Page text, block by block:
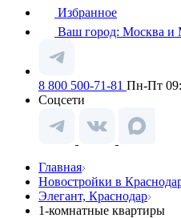
Избранное
Ваш город: Москва и
8 800 500-71-81 Пн-Пт
Соцсети
Главная
Новостройки в
Элегант, Краснодар
1-комнатные квартиры